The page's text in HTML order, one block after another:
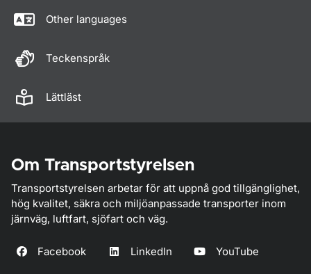
Other languages
Teckenspråk
Lättläst
Om Transportstyrelsen
Transportstyrelsen arbetar för att uppnå god tillgänglighet,
hög kvalitet, säkra och miljöanpassade transporter inom
järnväg, luftfart, sjöfart och väg.
Facebook LinkedIn YouTube